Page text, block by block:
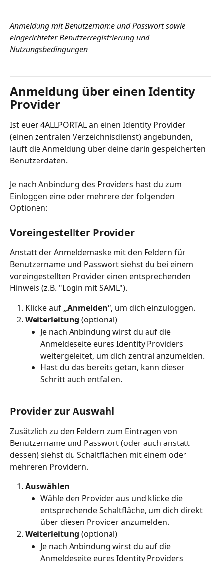
Anmeldung mit Benutzername und Passwort sowie
eingerichteter Benutzerregistrierung und
Nutzungsbedingungen
Anmeldung über einen Identity
Provider
Ist euer 4ALLPORTAL an einen Identity Provider
(einen zentralen Verzeichnisdienst) angebunden,
läuft die Anmeldung über deine darin gespeicherten
Benutzerdaten.
Je nach Anbindung des Providers hast du zum
Einloggen eine oder mehrere der folgenden
Optionen:
Voreingestellter Provider
Anstatt der Anmeldemaske mit den Feldern für
Benutzername und Passwort siehst du bei einem
voreingestellten Provider einen entsprechenden
Hinweis (z.B. "Login mit SAML").
Klicke auf „Anmelden“, um dich einzuloggen.
Weiterleitung (optional)
Je nach Anbindung wirst du auf die
Anmeldeseite eures Identity Providers
weitergeleitet, um dich zentral anzumelden.
Hast du das bereits getan, kann dieser
Schritt auch entfallen.
Provider zur Auswahl
Zusätzlich zu den Feldern zum Eintragen von
Benutzername und Passwort (oder auch anstatt
dessen) siehst du Schaltflächen mit einem oder
mehreren Providern.
Auswählen
Wähle den Provider aus und klicke die
entsprechende Schaltfläche, um dich direkt
über diesen Provider anzumelden.
Weiterleitung (optional)
Je nach Anbindung wirst du auf die
Anmeldeseite eures Identity Providers